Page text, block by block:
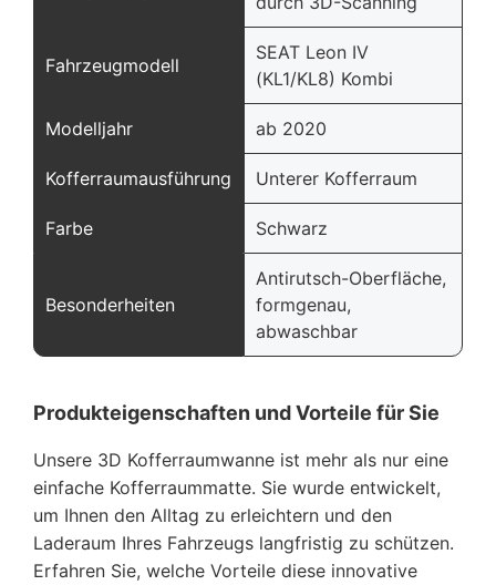
Fahrzeugmodell
SEAT Leon IV
(KL1/KL8) Kombi
Modelljahr ab 2020
Kofferraumausführung Unterer Kofferraum
Farbe Schwarz
Besonderheiten
Antirutsch-Oberfläche,
formgenau,
abwaschbar
Produkteigenschaften und Vorteile für Sie
Unsere 3D Kofferraumwanne ist mehr als nur eine
einfache Kofferraummatte. Sie wurde entwickelt,
um Ihnen den Alltag zu erleichtern und den
Laderaum Ihres Fahrzeugs langfristig zu schützen.
Erfahren Sie, welche Vorteile diese innovative